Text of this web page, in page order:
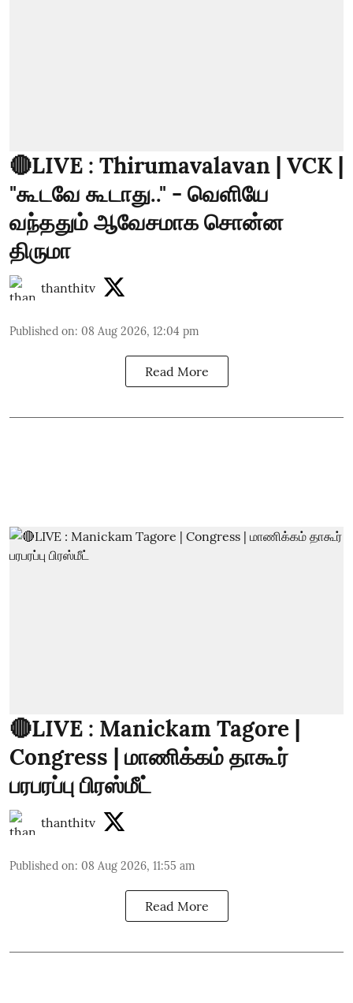
🔴LIVE : Thirumavalavan | VCK |
"கூடவே கூடாது.." - வெளியே
வந்ததும் ஆவேசமாக சொன்ன
திருமா
thanthitv
Published on: 08 Aug 2026, 12:04 pm
Read More
🔴LIVE : Manickam Tagore |
Congress | மாணிக்கம் தாகூர்
பரபரப்பு பிரஸ்மீட்
thanthitv
Published on: 08 Aug 2026, 11:55 am
Read More